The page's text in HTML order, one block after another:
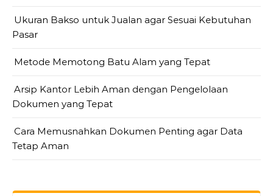
Ukuran Bakso untuk Jualan agar Sesuai Kebutuhan
Pasar
Metode Memotong Batu Alam yang Tepat
Arsip Kantor Lebih Aman dengan Pengelolaan
Dokumen yang Tepat
Cara Memusnahkan Dokumen Penting agar Data
Tetap Aman